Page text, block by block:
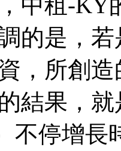
的是，
，所創
結果，
不停增